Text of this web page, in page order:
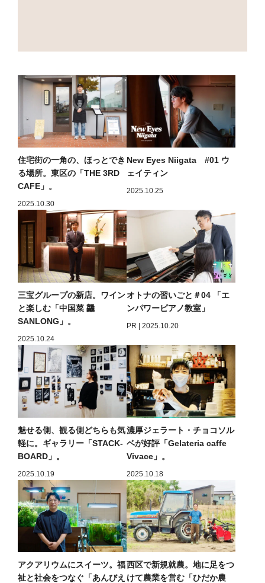
住宅街の一角の、ほっとでき
る場所。東区の「THE 3RD
CAFE」。
2025.10.30
New Eyes Niigata #01 ウ
ェイティン
2025.10.25
三宝グループの新店。ワイン
と楽しむ「中国菜 龘
SANLONG」。
2025.10.24
オトナの習いごと＃04 「エ
ンパワーピアノ教室」
PR | 2025.10.20
魅せる側、観る側どちらも気
軽に。ギャラリー「STACK-
BOARD」。
2025.10.19
濃厚ジェラート・チョコソル
ベが好評「Gelateria caffe
Vivace」。
2025.10.18
アクアリウムにスイーツ。福
祉と社会をつなぐ「あんびえ
西区で新規就農。地に足をつ
けて農業を営む「ひだか農